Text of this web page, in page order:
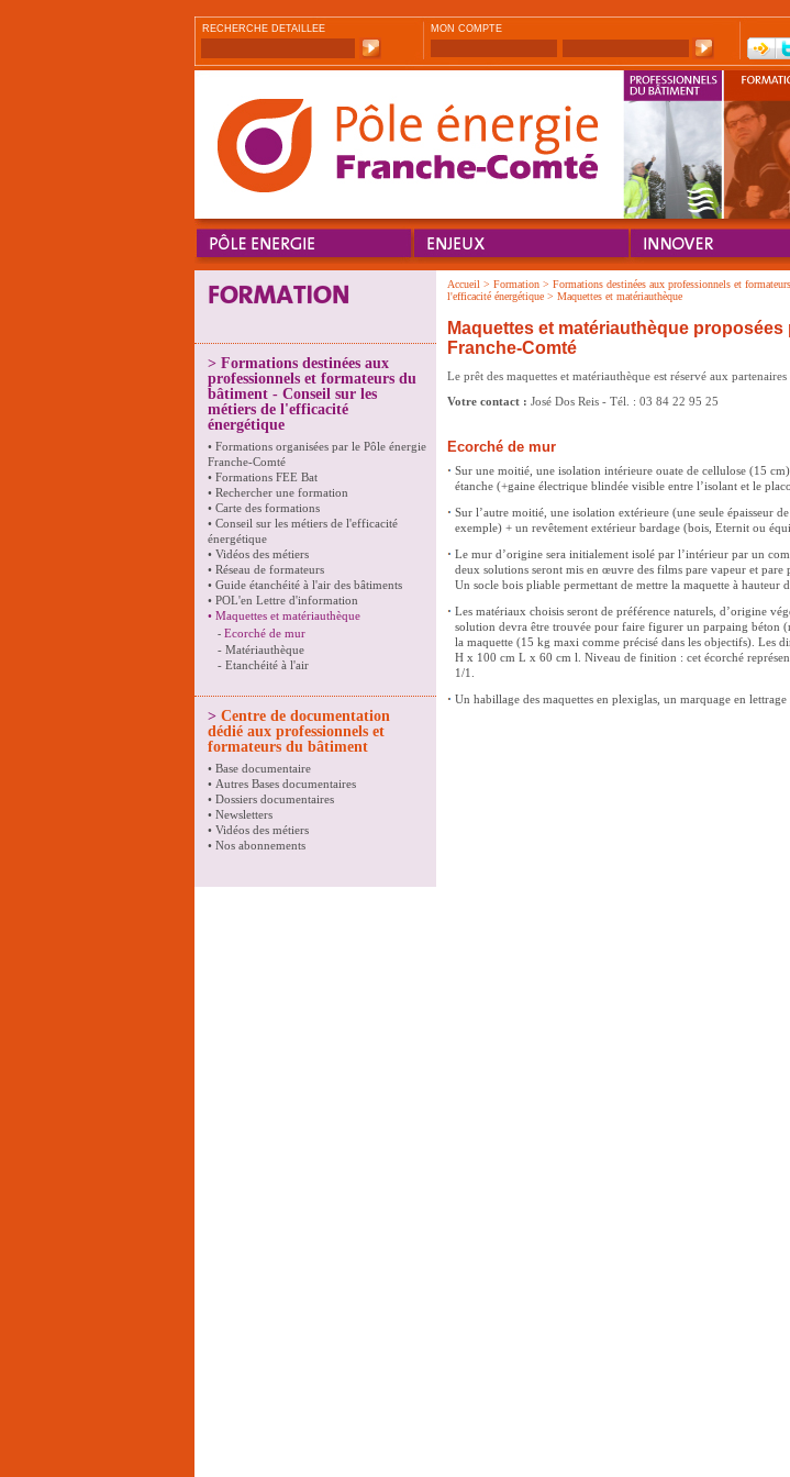
RECHERCHE DETAILLEE MON COMPTE
> Formations destinées aux
professionnels et formateurs du
bâtiment - Conseil sur les
métiers de l'efficacité
énergétique
• Formations organisées par le Pôle énergie
Franche-Comté
• Formations FEE Bat
• Rechercher une formation
• Carte des formations
• Conseil sur les métiers de l'efficacité
énergétique
• Vidéos des métiers
• Réseau de formateurs
• Guide étanchéité à l'air des bâtiments
• POL'en Lettre d'information
• Maquettes et matériauthèque
- Ecorché de mur
- Matériauthèque
- Etanchéité à l'air
> Centre de documentation
dédié aux professionnels et
formateurs du bâtiment
• Base documentaire
• Autres Bases documentaires
• Dossiers documentaires
• Newsletters
• Vidéos des métiers
• Nos abonnements
Accueil > Formation > Formations destinées aux professionnels et
l'efficacité énergétique > Maquettes et matériauthèque
Maquettes et matériauthèque proposées
Franche-Comté
Le prêt des maquettes et matériauthèque est réservé aux
Votre contact : José Dos Reis - Tél. : 03 84 22 95 25
Ecorché de mur
Sur une moitié, une isolation intérieure ouate de cellulose (15
étanche (+gaine électrique blindée visible entre l’isolant et le
Sur l’autre moitié, une isolation extérieure (une seule épaisseur
exemple) + un revêtement extérieur bardage (bois, Eternit ou
Le mur d’origine sera initialement isolé par l’intérieur par un
deux solutions seront mis en œuvre des films pare vapeur et pare
Un socle bois pliable permettant de mettre la maquette à hauteur
Les matériaux choisis seront de préférence naturels, d’origine
solution devra être trouvée pour faire figurer un parpaing béton
la maquette (15 kg maxi comme précisé dans les objectifs). Les
H x 100 cm L x 60 cm l. Niveau de finition : cet écorché
1/1.
Un habillage des maquettes en plexiglas, un marquage en